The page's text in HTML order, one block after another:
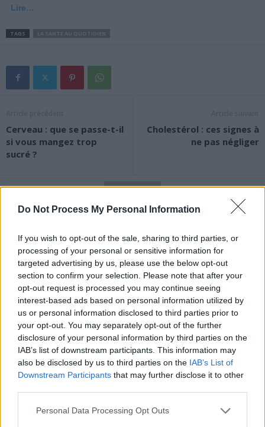
Do Not Process My Personal Information
If you wish to opt-out of the sale, sharing to third parties, or
processing of your personal or sensitive information for
targeted advertising by us, please use the below opt-out
section to confirm your selection. Please note that after your
opt-out request is processed you may continue seeing
interest-based ads based on personal information utilized by
us or personal information disclosed to third parties prior to
your opt-out. You may separately opt-out of the further
disclosure of your personal information by third parties on the
IAB’s list of downstream participants. This information may
also be disclosed by us to third parties on the IAB’s List of
Downstream Participants that may further disclose it to other
Personal Data Processing Opt Outs
Lire…
TAGS
Cerveau : que se passe-t-il
si vous mangez trop
sucré ?
Cholestérol : ces signes à
ne pas négliger
News Santé
https://news-sante.fr
ARTICLES CONNEXES PLUS DE L'AUTEUR
Santé Santé
Éclipse du 12 août :
Santé